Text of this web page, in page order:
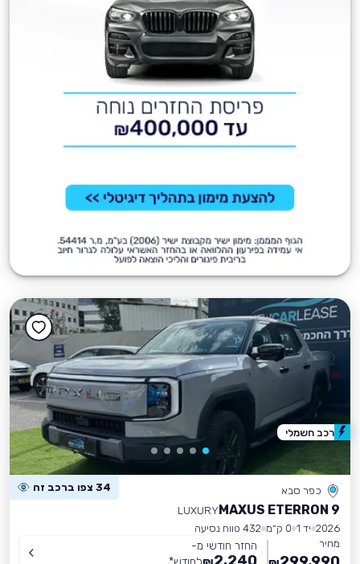
כפר סבא 34 צפו ברכב זה
MAXUS ETERRON 9
LUXURY
2026 יד 1 0 ק״מ
432 טווח נסיעה
מחיר
החזר חודשי מ-
רכב חשמלי